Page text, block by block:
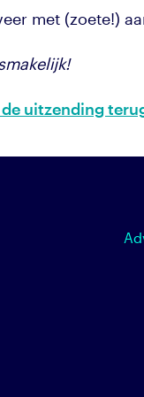
met (zoete!)
uitzending